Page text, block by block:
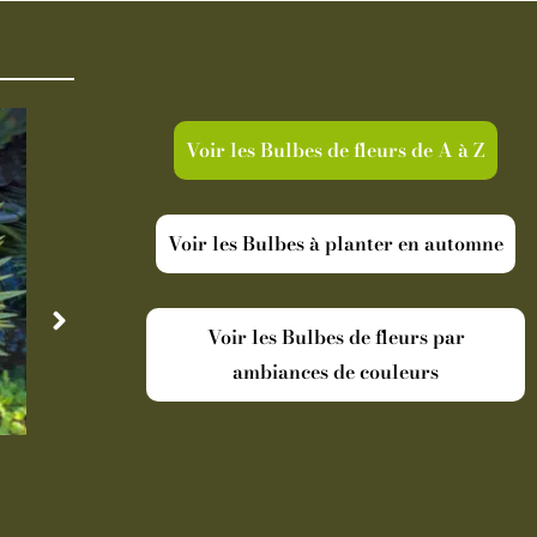
Voir les Bulbes de fleurs de A à Z
Voir les Bulbes à planter en automne
Voir les Bulbes de fleurs par
ambiances de couleurs